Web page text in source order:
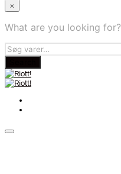
×
What are you looking for?